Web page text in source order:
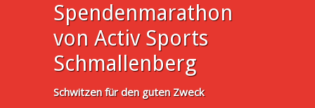
Spendenmarathon
von Activ Sports
Schmallenberg
Schwitzen für den guten Zweck